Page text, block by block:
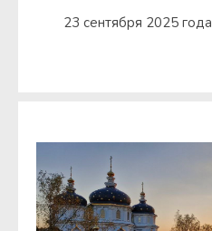
23 сентября 2025 года